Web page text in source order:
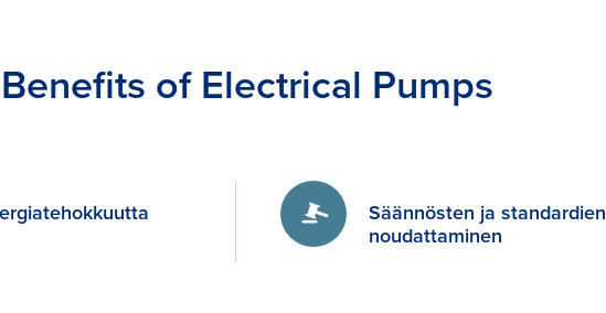
Benefits of Electrical Pumps
Säännösten ja standardien
noudattaminen